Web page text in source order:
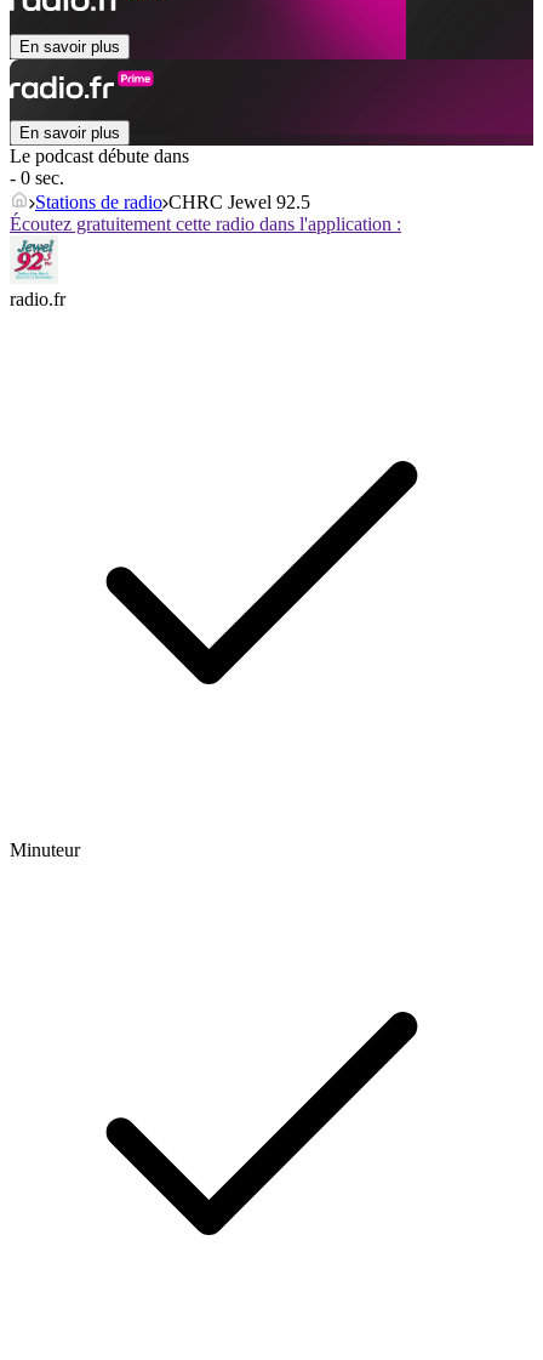
En savoir plus
En savoir plus
Le podcast débute dans
- 0 sec.
Stations de radio CHRC Jewel 92.5
Écoutez gratuitement cette radio dans l'application :
radio.fr
Minuteur